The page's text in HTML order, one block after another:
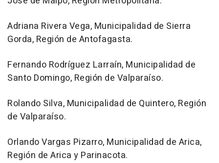
Adriana Rivera Vega, Municipalidad de Sierra
Gorda, Región de Antofagasta.
Fernando Rodríguez Larraín, Municipalidad de
Santo Domingo, Región de Valparaíso.
Rolando Silva, Municipalidad de Quintero, Región
de Valparaíso.
Orlando Vargas Pizarro, Municipalidad de Arica,
Región de Arica y Parinacota.